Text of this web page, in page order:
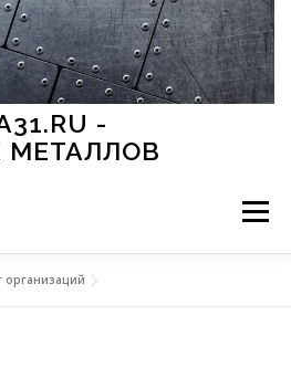
-
МЕТАЛЛОВ
Меню
организаций